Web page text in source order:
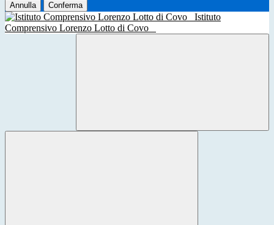
Annulla Conferma
Istituto
Comprensivo Lorenzo Lotto di Covo